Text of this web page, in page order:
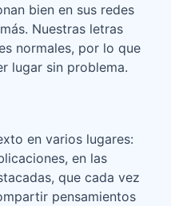
bien en sus redes
Nuestras letras
normales, por lo que
lugar sin problema.
en varios lugares:
en las
que cada vez
pensamientos